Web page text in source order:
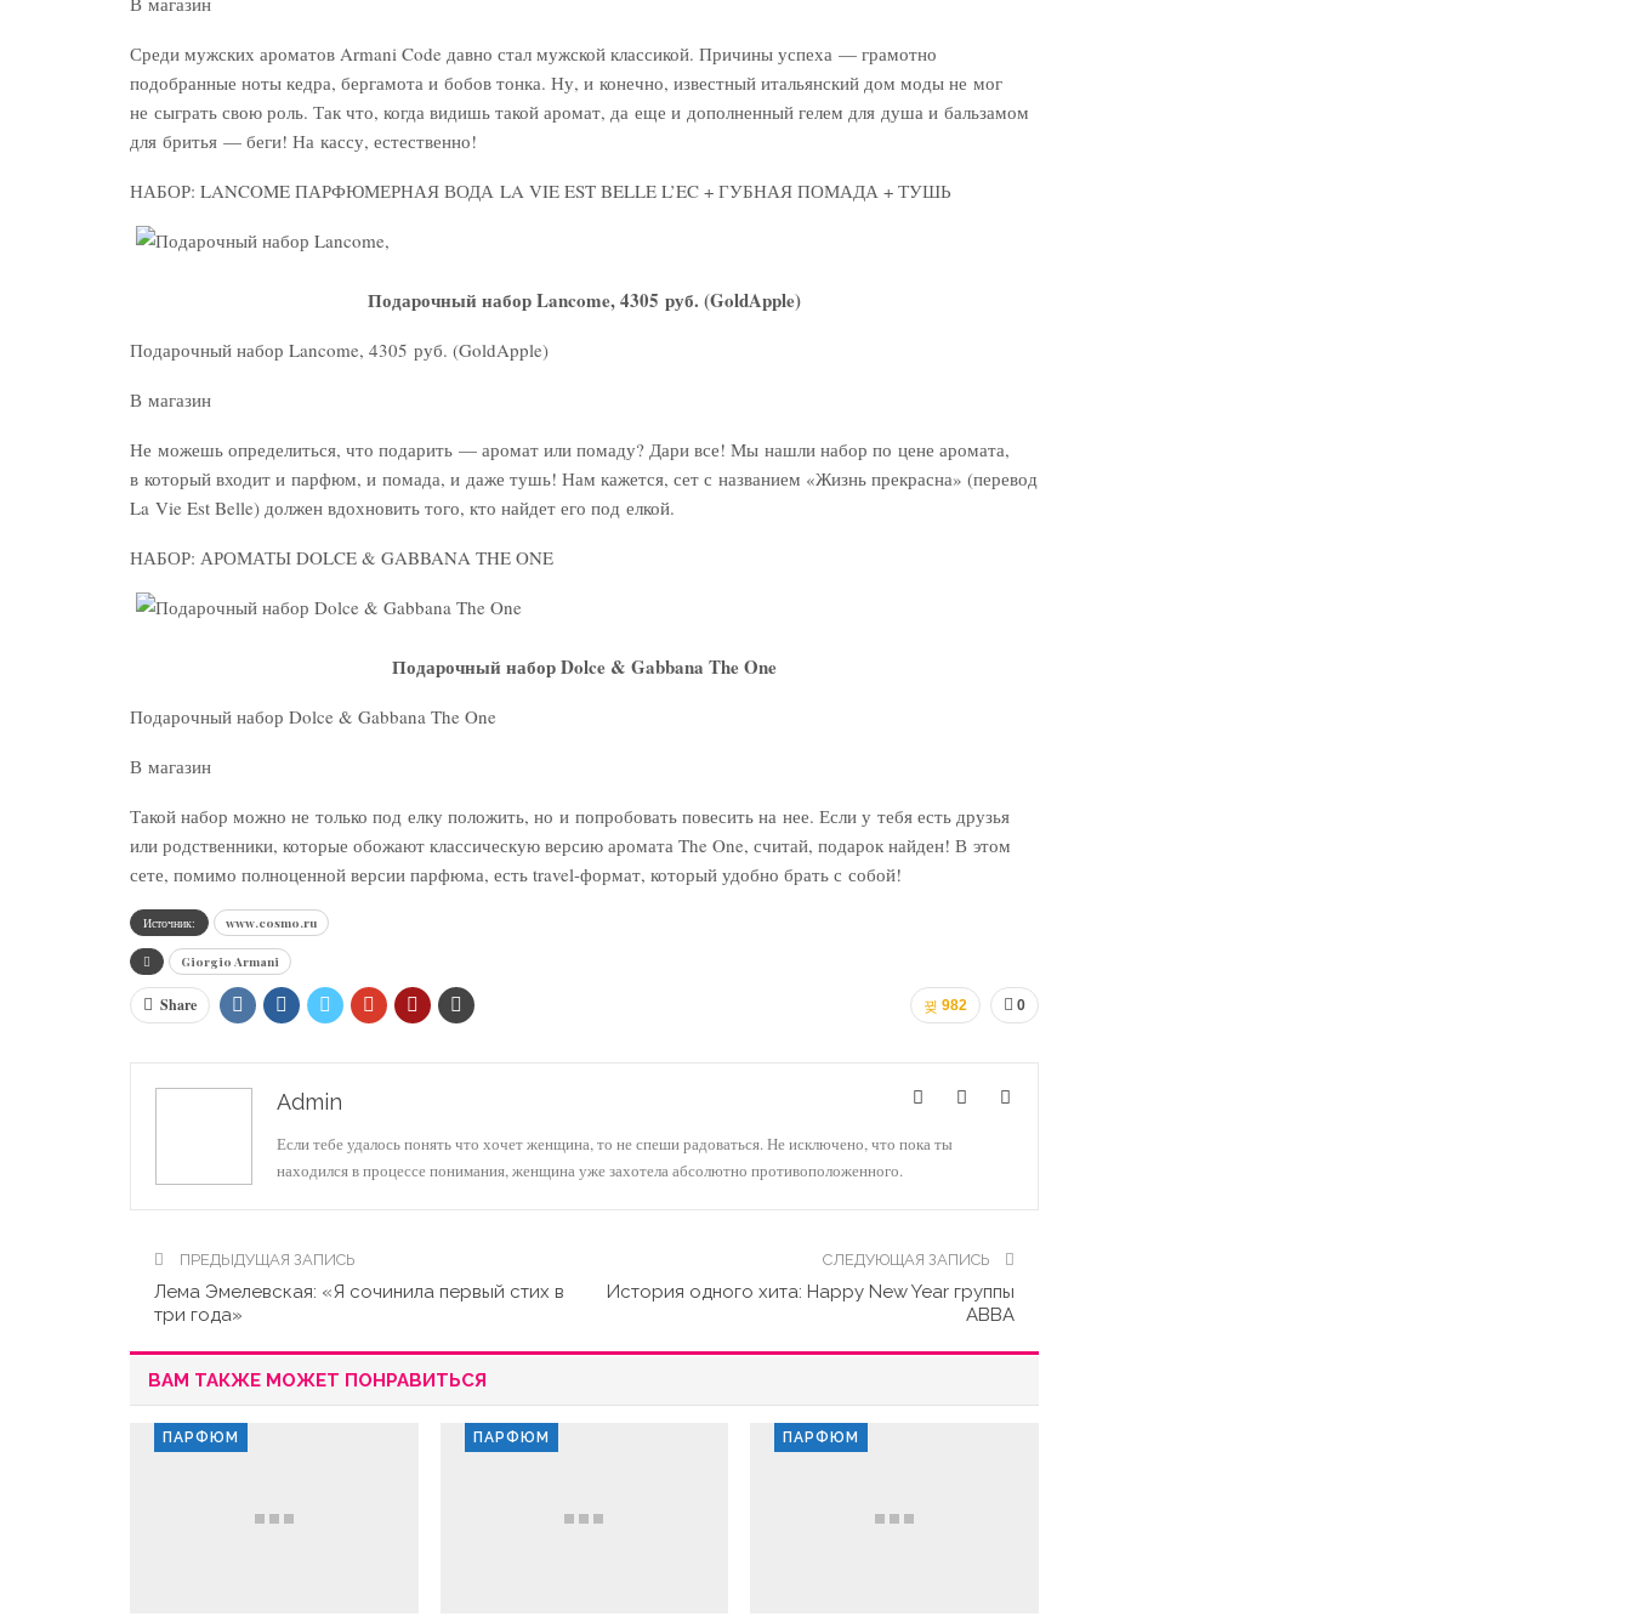
Среди мужских ароматов Armani Code давно стал мужской классикой. Причины успеха — грамотно
подобранные ноты кедра, бергамота и бобов тонка. Ну, и конечно, известный итальянский дом моды не мог
не сыграть свою роль. Так что, когда видишь такой аромат, да еще и дополненный гелем для душа и бальзамом
для бритья — беги! На кассу, естественно!
НАБОР: LANCOME ПАРФЮМЕРНАЯ ВОДА LA VIE EST BELLE L’EC + ГУБНАЯ ПОМАДА + ТУШЬ
Подарочный набор Lancome, 4305 руб. (GoldApple)
Подарочный набор Lancome, 4305 руб. (GoldApple)
В магазин
Не можешь определиться, что подарить — аромат или помаду? Дари все! Мы нашли набор по цене аромата,
в который входит и парфюм, и помада, и даже тушь! Нам кажется, сет с названием «Жизнь прекрасна» (перевод
La Vie Est Belle) должен вдохновить того, кто найдет его под елкой.
НАБОР: АРОМАТЫ DOLCE & GABBANA THE ONE
Подарочный набор Dolce & Gabbana The One
Подарочный набор Dolce & Gabbana The One
В магазин
Такой набор можно не только под елку положить, но и попробовать повесить на нее. Если у тебя есть друзья
или родственники, которые обожают классическую версию аромата The One, считай, подарок найден! В этом
сете, помимо полноценной версии парфюма, есть travel-формат, который удобно брать с собой!
Источник: www.cosmo.ru
Giorgio Armani
0
982
Share
Admin
Если тебе удалось понять что хочет женщина, то не спеши радоваться. Не исключено, что пока ты
находился в процессе понимания, женщина уже захотела абсолютно противоположенного.
ПРЕДЫДУЩАЯ ЗАПИСЬ
Лема Эмелевская: «Я сочинила первый стих в
три года»
СЛЕДУЮЩАЯ ЗАПИСЬ
История одного хита: Happy New Year группы
ABBA
ВАМ ТАКЖЕ МОЖЕТ ПОНРАВИТЬСЯ
ПАРФЮМ ПАРФЮМ ПАРФЮМ